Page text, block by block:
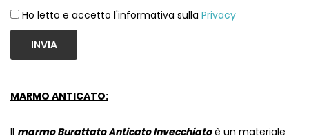
Ho letto e accetto l'informativa sulla Privacy
INVIA
MARMO ANTICATO:
Il marmo BurattatoAnticato Invecchiatoè un materiale